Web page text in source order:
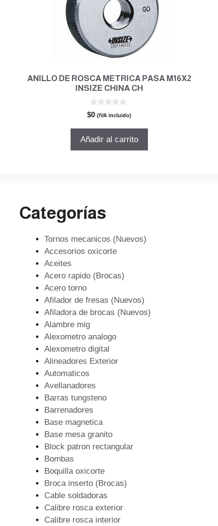
ANILLO DE ROSCA METRICA PASA M16X2
INSIZE CHINA CH
0
d
$0 (IVA incluido)
Añadir al carrito
Categorías
Tornos mecanicos (Nuevos)
Accesorios oxicorte
Aceites
Acero rapido (Brocas)
Acero torno
Afilador de fresas (Nuevos)
Afiladora de brocas (Nuevos)
Alambre mig
Alexometro analogo
Alexometro digital
Alineadores Exterior
Automaticos
Avellanadores
Barras tungsteno
Barrenadores
Base magnetica
Base mesa granito
Block patron rectangular
Bombas
Boquilla oxicorte
Broca inserto (Brocas)
Cable soldadoras
Calibre rosca exterior
Calibre rosca interior